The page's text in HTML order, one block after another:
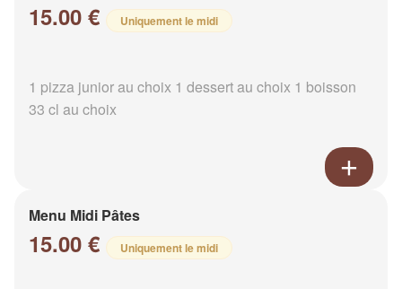
15.00 € Uniquement le midi
1 pizza junior au choix 1 dessert au choix 1 boisson
33 cl au choix
Menu Midi Pâtes
15.00 € Uniquement le midi